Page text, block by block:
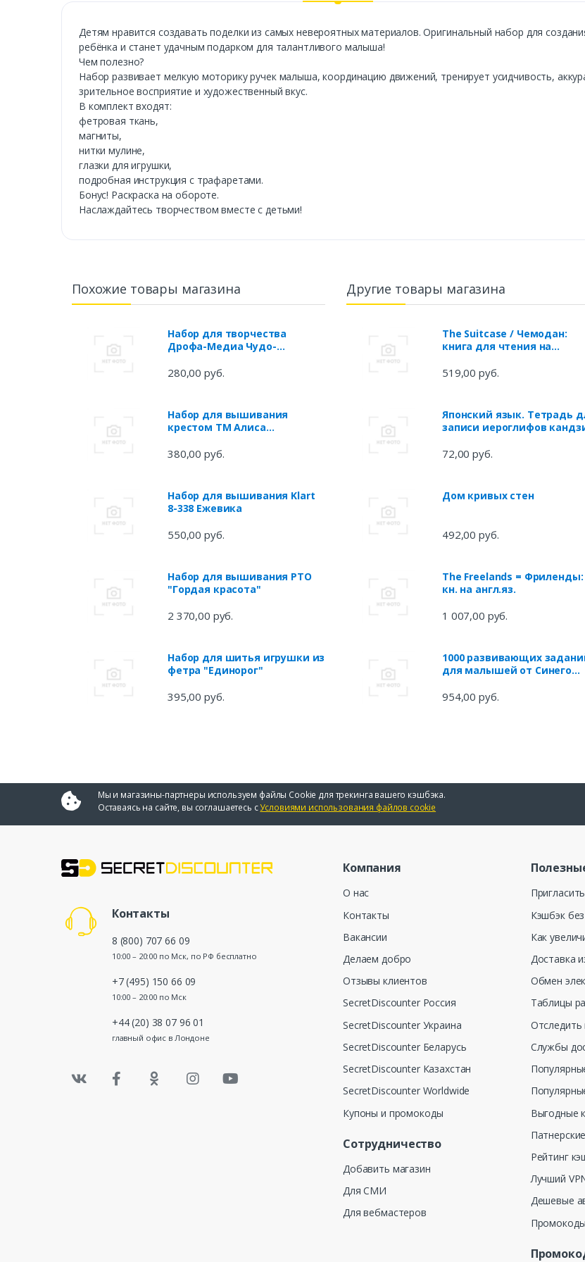
Детям нравится создавать поделки из самых невероятных материалов. Оригинальный набор для
ребёнка и станет удачным подарком для талантливого малыша!
Чем полезно?
Набор развивает мелкую моторику ручек малыша, координацию движений, тренирует усидчивость,
зрительное восприятие и художественный вкус.
В комплект входят:
фетровая ткань,
магниты,
нитки мулине,
глазки для игрушки,
подробная инструкция с трафаретами.
Бонус! Раскраска на обороте.
Наслаждайтесь творчеством вместе с детьми!
Похожие товары магазина
Набор для творчества
Дрофа-Медиа Чудо-
фетра своими руками.
280,00 руб.
Набор для вышивания
крестом ТМ Алиса
(11х12см)
380,00 руб.
Набор для вышивания Klart
8-338 Ежевика
550,00 руб.
Набор для вышивания РТО
"Гордая красота"
2 370,00 руб.
Набор для шитья игрушки из
фетра "Единорог"
395,00 руб.
Другие товары магазина
The Suitcase / Чемодан:
книга для чтения на
519,00 руб.
Японский язык. Тетрадь
записи иероглифов
72,00 руб.
Дом кривых стен
492,00 руб.
The Freelands = Фриленды:
кн. на англ.яз.
1 007,00 руб.
1000 развивающих
для малышей от Синего
954,00 руб.
Мы и магазины-партнеры используем файлы Cookie для трекинга вашего кэшбэка.
Оставаясь на сайте, вы соглашаетесь сУсловиями использования файлов cookie
Контакты
8 (800) 707 66 09
10:00 – 20:00 по Мск, по РФ бесплатно
+7 (495) 150 66 09
10:00 – 20:00 по Мск
+44 (20) 38 07 96 01
главный офис в Лондоне
Компания
О нас
Контакты
Вакансии
Делаем добро
Отзывы клиентов
SecretDiscounter Россия
SecretDiscounter Украина
SecretDiscounter Беларусь
SecretDiscounter Казахстан
SecretDiscounter Worldwide
Купоны и промокоды
Сотрудничество
Добавить магазин
Для СМИ
Для вебмастеров
Кэшбэк
Как
Доставка
Обмен
Таблицы
Отследить
Службы
Выгодные
Рейтинг
Лучший
Дешевые